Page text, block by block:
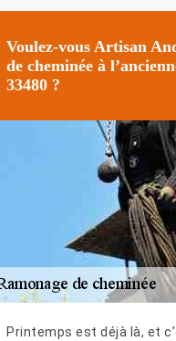
Voulez-vous Artisan
de cheminée à
33480 ?
Printemps est déjà là, et